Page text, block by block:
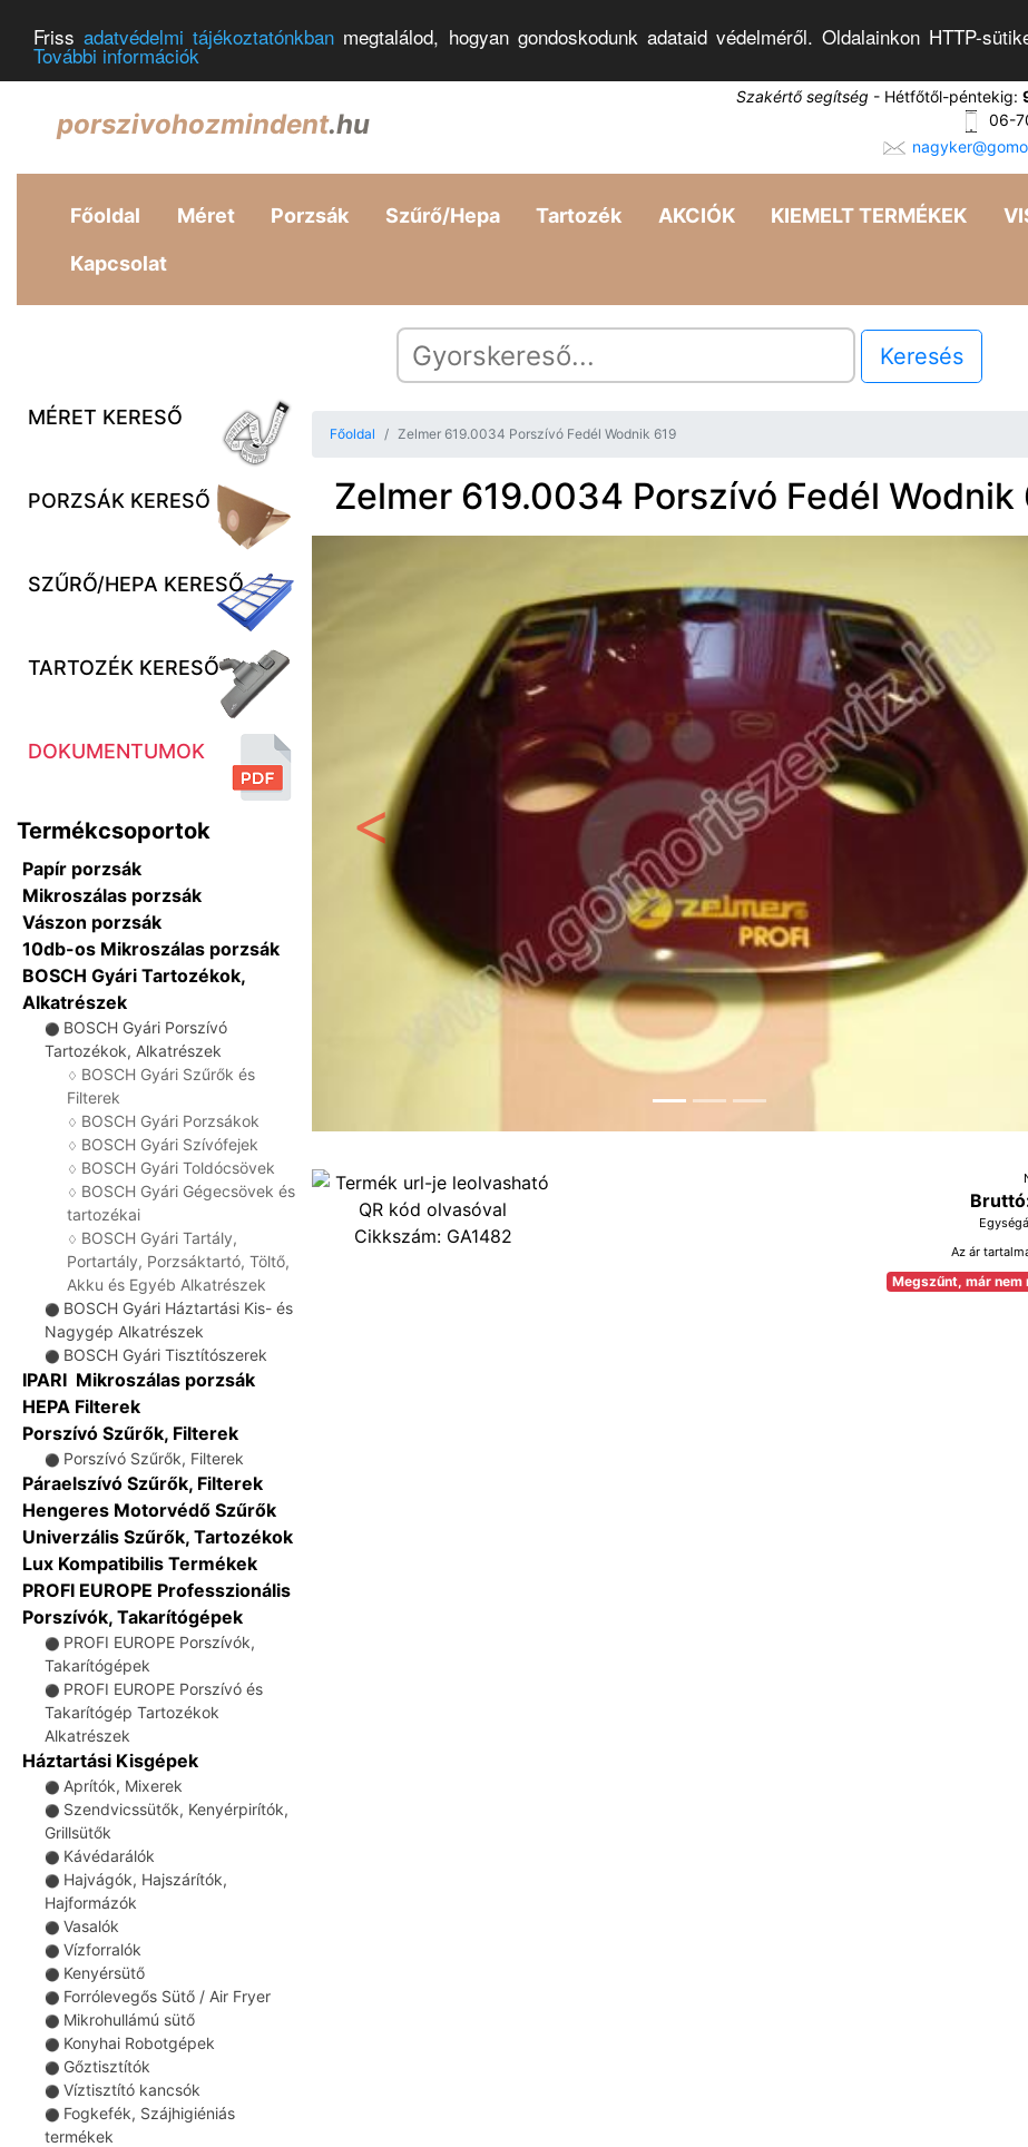
Frissadatvédelmi tájékoztatónkban megtalálod, hogyan gondoskodunk adataid védelméről. Oldalainkon HTTP-
További információk
porszivohozmindent.hu
Szakértő segítség - Hétfőtől-péntekig:
06-
Főoldal Méret Porzsák Szűrő/Hepa Tartozék AKCIÓK KIEMELT TERMÉKEK
Kapcsolat
Keresés
MÉRET KERESŐ
PORZSÁK KERESŐ
SZŰRŐ/HEPA KERESŐ
TARTOZÉK KERESŐ
DOKUMENTUMOK
Termékcsoportok
Papír porzsák
Mikroszálas porzsák
Vászon porzsák
10db-os Mikroszálas porzsák
BOSCH Gyári Tartozékok,
Alkatrészek
⚫ BOSCH Gyári Porszívó
Tartozékok, Alkatrészek
♢ BOSCH Gyári Szűrők és
Filterek
♢ BOSCH Gyári Porzsákok
♢ BOSCH Gyári Szívófejek
♢ BOSCH Gyári Toldócsövek
♢ BOSCH Gyári Gégecsövek és
tartozékai
♢ BOSCH Gyári Tartály,
Portartály, Porzsáktartó, Töltő,
Akku és Egyéb Alkatrészek
⚫ BOSCH Gyári Háztartási Kis- és
Nagygép Alkatrészek
⚫ BOSCH Gyári Tisztítószerek
IPARI Mikroszálas porzsák
HEPA Filterek
Porszívó Szűrők, Filterek
⚫ Porszívó Szűrők, Filterek
Páraelszívó Szűrők, Filterek
Hengeres Motorvédő Szűrők
Univerzális Szűrők, Tartozékok
Lux Kompatibilis Termékek
PROFI EUROPE Professzionális
Porszívók, Takarítógépek
⚫ PROFI EUROPE Porszívók,
Takarítógépek
⚫ PROFI EUROPE Porszívó és
Takarítógép Tartozékok
Alkatrészek
Háztartási Kisgépek
⚫ Aprítók, Mixerek
⚫ Szendvicssütők, Kenyérpirítók,
Grillsütők
⚫ Kávédarálók
⚫ Hajvágók, Hajszárítók,
Hajformázók
⚫ Vasalók
⚫ Vízforralók
⚫ Kenyérsütő
⚫ Forrólevegős Sütő / Air Fryer
⚫ Mikrohullámú sütő
⚫ Konyhai Robotgépek
⚫ Gőztisztítók
⚫ Víztisztító kancsók
⚫ Fogkefék, Szájhigiéniás
termékek
Főoldal Zelmer 619.0034 Porszívó Fedél Wodnik 619
Zelmer 619.0034 Porszívó Fedél Wodnik
Előző
Cikkszám: GA1482
Az ár
Megszűnt, már nem